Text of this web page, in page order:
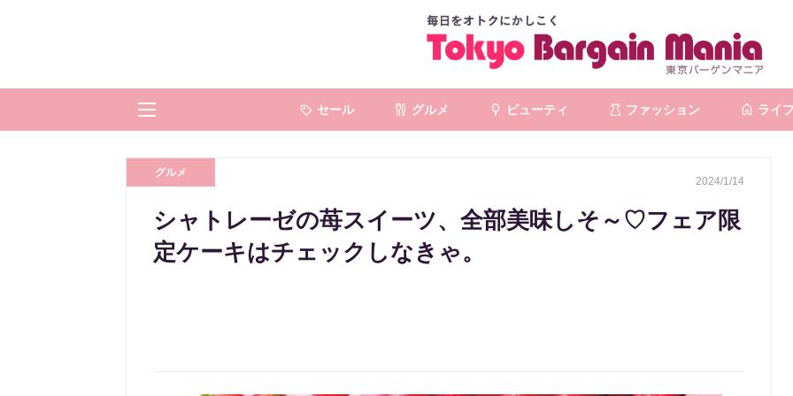
セール グルメ ビューティ ファッション ライフ
グルメ
2024/1/14
シャトレーゼの苺スイーツ、全部美味しそ～♡フェア限
定ケーキはチェックしなきゃ。